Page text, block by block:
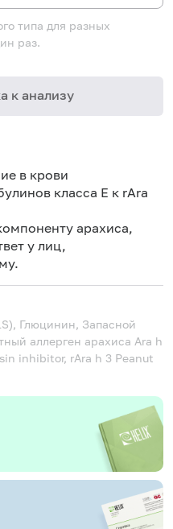
типа для разных
раз.
к анализу
в крови
класса E к rAra
арахиса,
у лиц,
Глюцинин, Запасной
аллерген арахиса Ara h
inhibitor, rAra h 3 Peanut